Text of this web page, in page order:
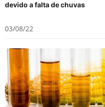
devido a falta de chuvas
03/08/22